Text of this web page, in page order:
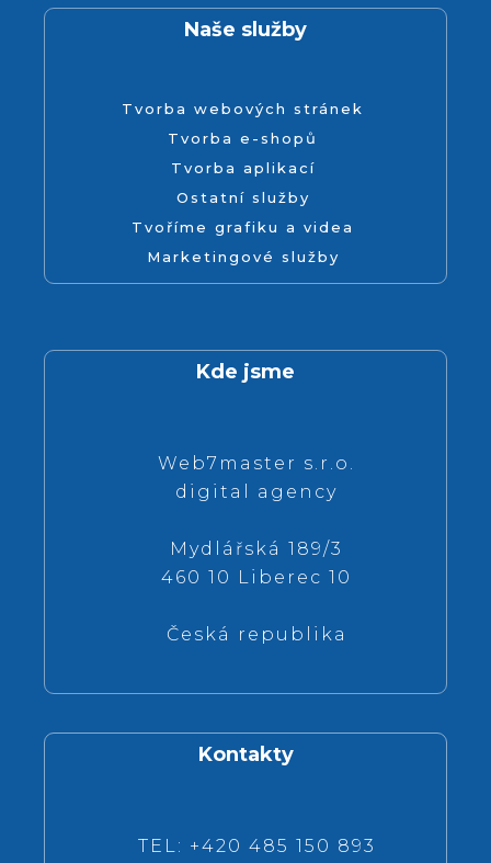
Naše služby
Tvorba webových stránek
Tvorba e-shopů
Tvorba aplikací
Ostatní služby
Tvoříme grafiku a videa
Marketingové služby
Kde jsme
Web7master s.r.o.
digital agency
Mydlářská 189/3
460 10 Liberec 10
Česká republika
Kontakty
TEL: +420 485 150 893